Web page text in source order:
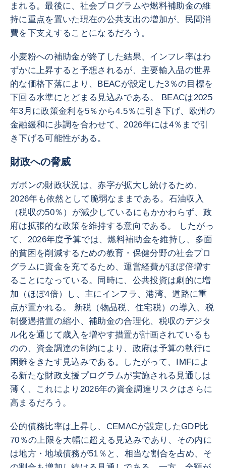
まれる。最後に、社会プログラムや燃料補助金の維
持に重点を置いた現在の公共支出の増加が、民間消
費を下支えすることになるだろう。
小麦粉への補助金が終了した結果、インフレ率はわ
ずかに上昇すると予想されるが、主要輸入品の世界
的な価格下落により、BEACが設定した3％の目標を
下回る水準にとどまる見込みである。 BEACは2025
年3月に政策金利を5％から4.5％に引き下げ、欧州の
金融緩和に歩調を合わせて、2026年には4％まで引
き下げる可能性がある。
財政への脅威
ガボンの財政状況は、赤字が拡大し続けるため、
2026年も依然として脆弱なままである。石油収入
（税収の50％）が減少しているにもかかわらず、政
府は拡張的な政策を維持する意向である。 したがっ
て、2026年度予算では、燃料補助金を維持し、多面
的貧困を削減するための教育・保健分野の社会プロ
グラムに資金を充てるため、運営経費がほぼ倍増す
ることになっている。同時に、公共投資は劇的に増
加（ほぼ4倍）し、主にインフラ、港湾、道路に重
点が置かれる。 新税（物品税、住宅税）の導入、税
制優遇措置の縮小、補助金の合理化、税収のデジタ
ル化を通じて歳入を増やす措置が計画されているも
のの、資金調達の制約により、政府は予算の執行に
困難をきたす見込みである。したがって、IMFによ
る新たな財政支援プログラムが実施される見通しは
薄く、これにより2026年の資金調達リスクはさらに
高まるだろう。
公的債務比率は上昇し、CEMACが設定したGDP比
70％の上限を大幅に超える見込みであり、その内に
は地方・地域債務が51％と、相当な割合を占め、そ